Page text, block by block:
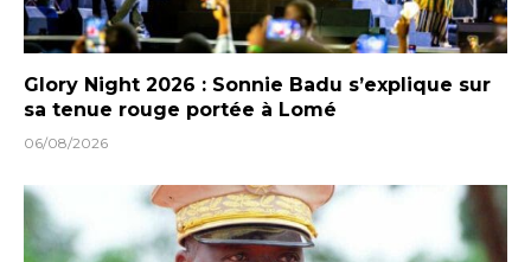
Glory Night 2026 : Sonnie Badu s’explique sur
sa tenue rouge portée à Lomé
06/08/2026